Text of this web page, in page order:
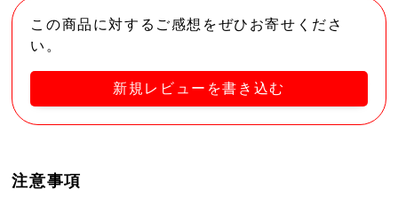
この商品に対するご感想をぜひお寄せくださ
い。
新規レビューを書き込む
注意事項